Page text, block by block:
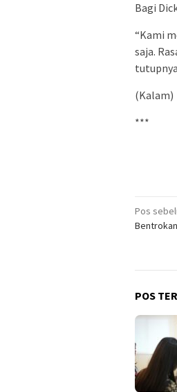
Bagi
“Kami
saja.
tutupnya
(Kalam)
***
pos
Pos
POS